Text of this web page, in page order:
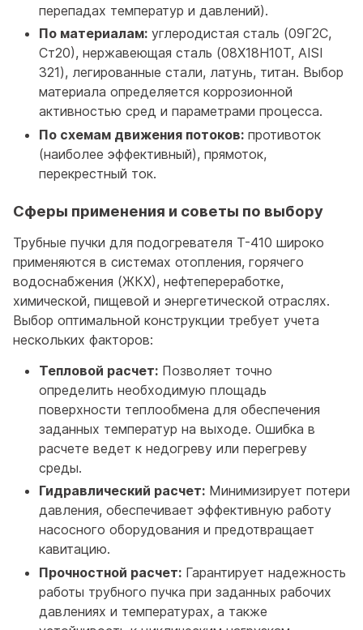
перепадах температур и давлений).
По материалам: углеродистая сталь (09Г2С,
Ст20), нержавеющая сталь (08Х18Н10Т, AISI
321), легированные стали, латунь, титан. Выбор
материала определяется коррозионной
активностью сред и параметрами процесса.
По схемам движения потоков: противоток
(наиболее эффективный), прямоток,
перекрестный ток.
Сферы применения и советы по выбору
Трубные пучки для подогревателя T-410 широко
применяются в системах отопления, горячего
водоснабжения (ЖКХ), нефтепереработке,
химической, пищевой и энергетической отраслях.
Выбор оптимальной конструкции требует учета
нескольких факторов:
Тепловой расчет: Позволяет точно
определить необходимую площадь
поверхности теплообмена для обеспечения
заданных температур на выходе. Ошибка в
расчете ведет к недогреву или перегреву
среды.
Гидравлический расчет: Минимизирует потери
давления, обеспечивает эффективную работу
насосного оборудования и предотвращает
кавитацию.
Прочностной расчет: Гарантирует надежность
работы трубного пучка при заданных рабочих
давлениях и температурах, а также